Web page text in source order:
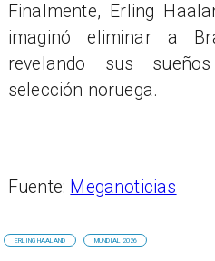
Finalmente, Erling
imaginó eliminar a
revelando sus
selección noruega.
Fuente: Meganoticias
ERLING HAALAND MUNDIAL 2026